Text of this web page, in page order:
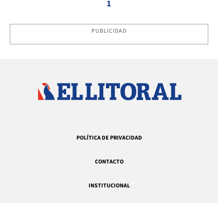
1
PUBLICIDAD
POLÍTICA DE PRIVACIDAD
CONTACTO
INSTITUCIONAL